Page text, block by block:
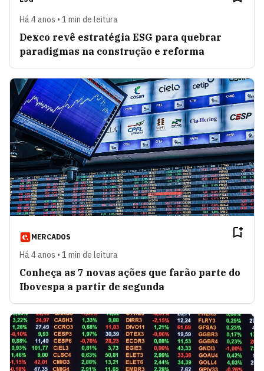
Há 4 anos • 1 min de leitura
Dexco revê estratégia ESG para quebrar
paradigmas na construção e reforma
MERCADOS
Há 4 anos • 1 min de leitura
Conheça as 7 novas ações que farão parte do
Ibovespa a partir de segunda